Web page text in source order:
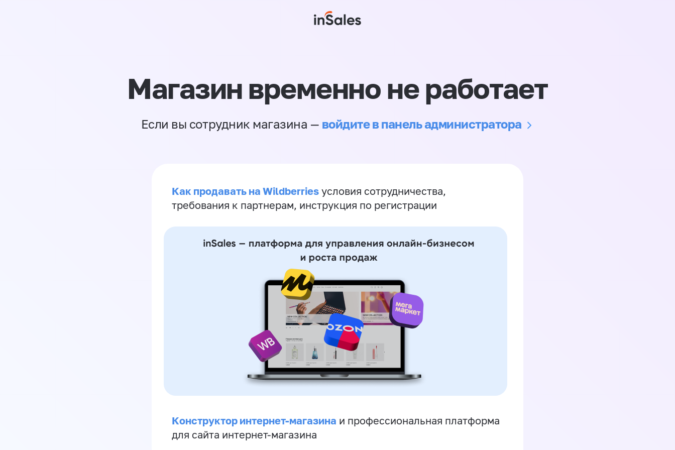
Магазин временно не работает
Если вы сотрудник магазина — войдите в панель администратора
Как продавать на Wildberries условия сотрудничества,
требования к партнерам, инструкция по регистрации
Конструктор интернет-магазина и профессиональная платформа
для сайта интернет-магазина